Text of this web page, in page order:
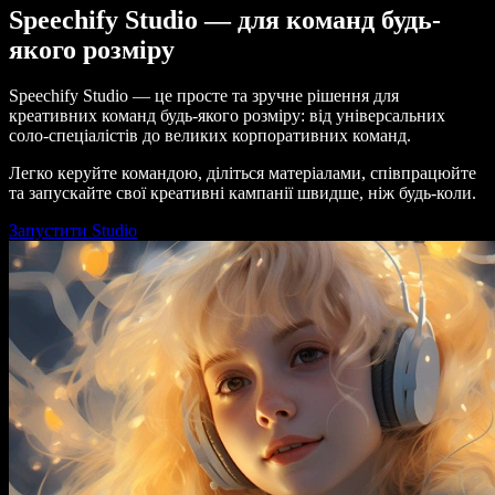
Speechify Studio — для команд будь-
якого розміру
Speechify Studio — це просте та зручне рішення для
креативних команд будь-якого розміру: від універсальних
соло-спеціалістів до великих корпоративних команд.
Легко керуйте командою, діліться матеріалами, співпрацюйте
та запускайте свої креативні кампанії швидше, ніж будь-коли.
Запустити Studio